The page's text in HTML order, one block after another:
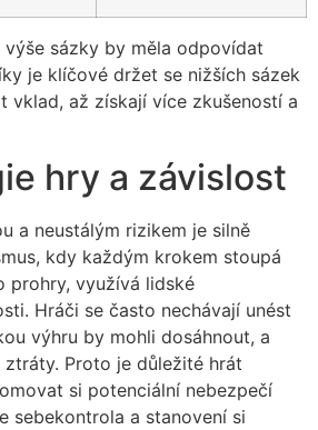
sázky by měla odpovídat
je klíčové držet se nižších sázek
vklad, až získají více zkušeností a
hry a závislost
a neustálým rizikem je silně
kdy každým krokem stoupá
prohry, využívá lidské
Hráči se často nechávají unést
výhru by mohli dosáhnout, a
Proto je důležité hrát
si potenciální nebezpečí
sebekontrola a stanovení si